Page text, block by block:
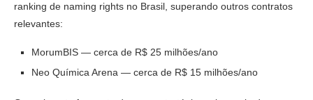
ranking de naming rights no Brasil, superando outros contratos
relevantes:
MorumBIS — cerca de R$ 25 milhões/ano
Neo Química Arena — cerca de R$ 15 milhões/ano